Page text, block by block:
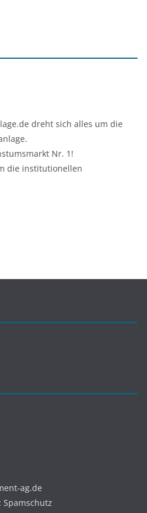
dreht sich alles um die
Nr. 1!
die institutionellen
ag.de